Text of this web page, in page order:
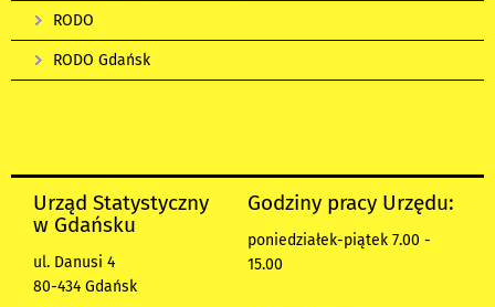
RODO
RODO Gdańsk
Urząd Statystyczny
w Gdańsku
ul. Danusi 4
80-434 Gdańsk
Godziny pracy Urzędu:
poniedziałek-piątek 7.00 -
15.00